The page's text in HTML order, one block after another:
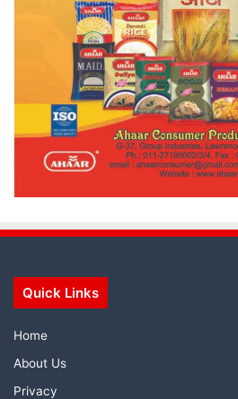
Quick Links
Home
About Us
Privacy